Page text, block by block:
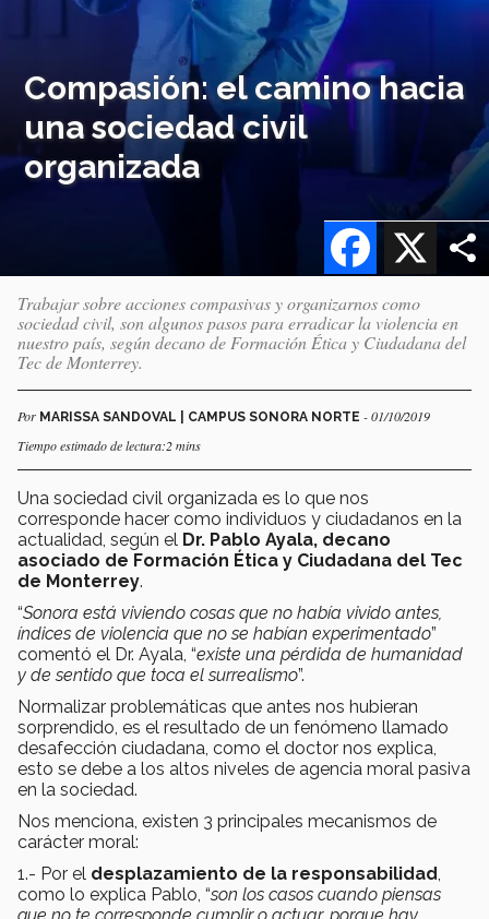
Compasión: el camino hacia
una sociedad civil
organizada
X
Facebook
Trabajar sobre acciones compasivas y organizarnos como
sociedad civil, son algunos pasos para erradicar la violencia en
nuestro país, según decano de Formación Ética y Ciudadana del
Tec de Monterrey.
Por MARISSA SANDOVAL | CAMPUS SONORA NORTE - 01/10/2019
Tiempo estimado de lectura:2 mins
Una sociedad civil organizada es lo que nos
corresponde hacer como individuos y ciudadanos en la
actualidad, según el Dr. Pablo Ayala, decano
asociado de Formación Ética y Ciudadana del Tec
de Monterrey.
“Sonora está viviendo cosas que no había vivido antes,
índices de violencia que no se habían experimentado”
comentó el Dr. Ayala, “existe una pérdida de humanidad
y de sentido que toca el surrealismo”.
Normalizar problemáticas que antes nos hubieran
sorprendido, es el resultado de un fenómeno llamado
desafección ciudadana, como el doctor nos explica,
esto se debe a los altos niveles de agencia moral pasiva
en la sociedad.
Nos menciona, existen 3 principales mecanismos de
carácter moral:
1.- Por el desplazamiento de la responsabilidad
como lo explica Pablo, “son los casos cuando piensas